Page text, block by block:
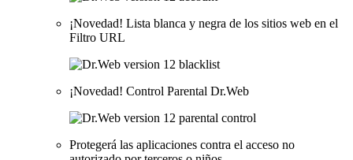
¡Novedad! Lista blanca y negra de los sitios web en el
Filtro URL
¡Novedad! Control Parental Dr.Web
Protegerá las aplicaciones contra el acceso no